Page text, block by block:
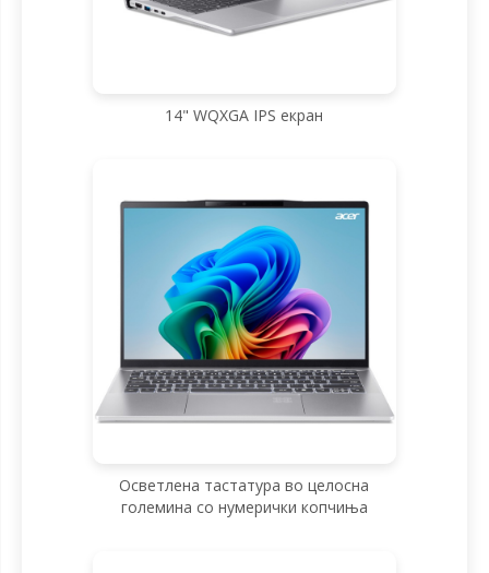
14" WQXGA IPS екран
Осветлена тастатура во целосна
големина со нумерички копчиња